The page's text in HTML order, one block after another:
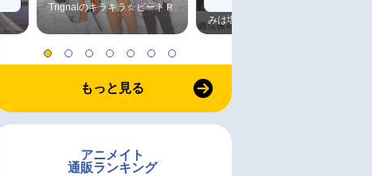
Trignalのキラキラ☆ビートＲ
みは塩だけ
もっと見る
アニメイト
通販ランキング